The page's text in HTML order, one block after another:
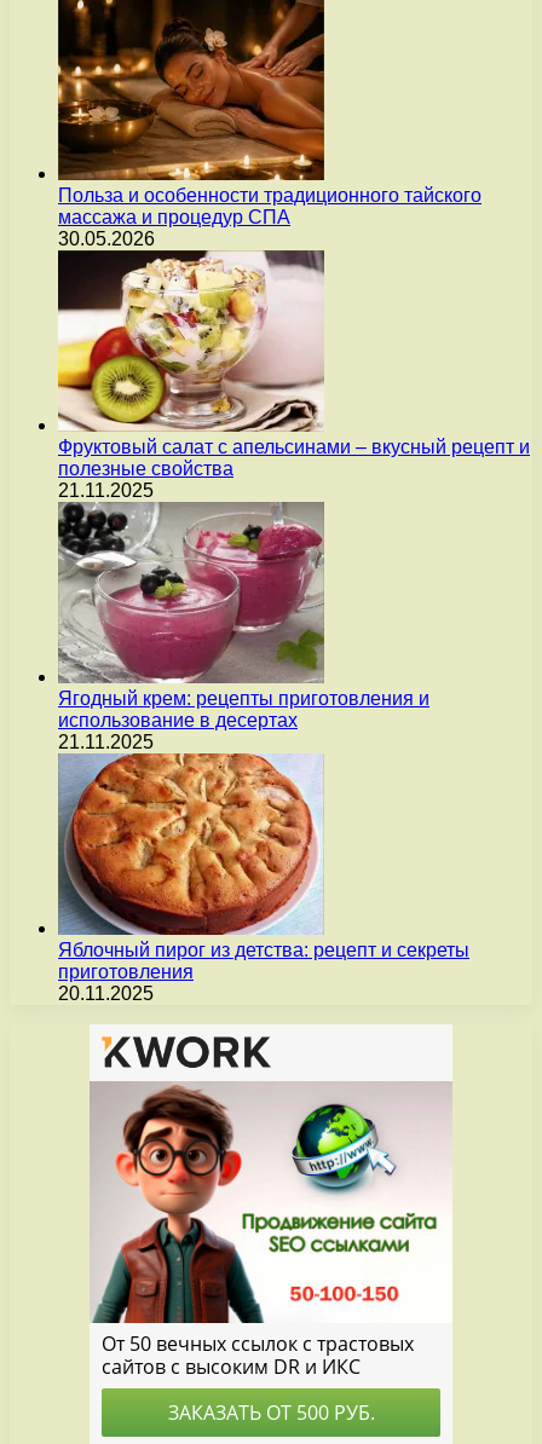
Польза и особенности традиционного тайского
массажа и процедур СПА
30.05.2026
Фруктовый салат с апельсинами – вкусный рецепт и
полезные свойства
21.11.2025
Ягодный крем: рецепты приготовления и
использование в десертах
21.11.2025
Яблочный пирог из детства: рецепт и секреты
приготовления
20.11.2025